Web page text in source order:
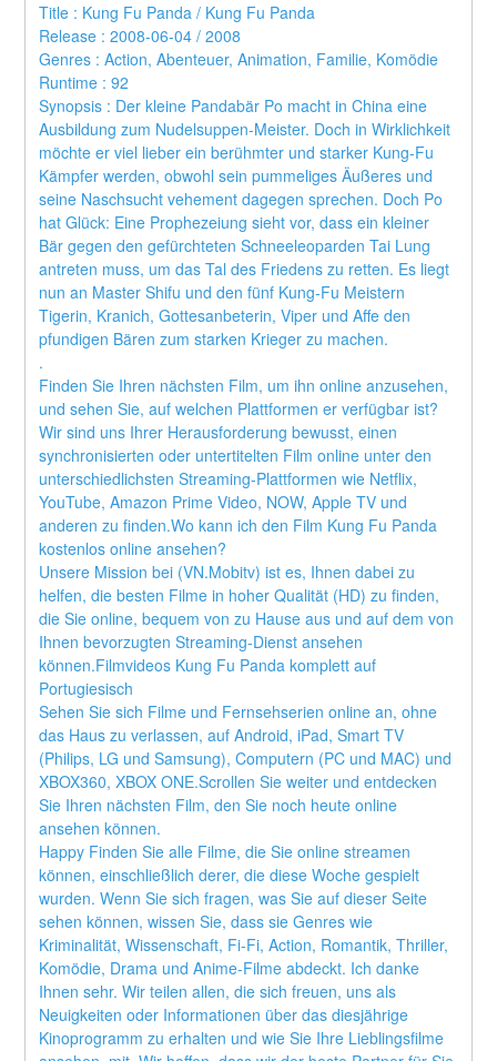
Title : Kung Fu Panda / Kung Fu Panda
Release : 2008-06-04 / 2008
Genres : Action, Abenteuer, Animation, Familie, Komödie
Runtime : 92
Synopsis : Der kleine Pandabär Po macht in China eine
Ausbildung zum Nudelsuppen-Meister. Doch in Wirklichkeit
möchte er viel lieber ein berühmter und starker Kung-Fu
Kämpfer werden, obwohl sein pummeliges Äußeres und
seine Naschsucht vehement dagegen sprechen. Doch Po
hat Glück: Eine Prophezeiung sieht vor, dass ein kleiner
Bär gegen den gefürchteten Schneeleoparden Tai Lung
antreten muss, um das Tal des Friedens zu retten. Es liegt
nun an Master Shifu und den fünf Kung-Fu Meistern
Tigerin, Kranich, Gottesanbeterin, Viper und Affe den
pfundigen Bären zum starken Krieger zu machen.
.
Finden Sie Ihren nächsten Film, um ihn online anzusehen,
und sehen Sie, auf welchen Plattformen er verfügbar ist?
Wir sind uns Ihrer Herausforderung bewusst, einen
synchronisierten oder untertitelten Film online unter den
unterschiedlichsten Streaming-Plattformen wie Netflix,
YouTube, Amazon Prime Video, NOW, Apple TV und
anderen zu finden.Wo kann ich den Film Kung Fu Panda
kostenlos online ansehen?
Unsere Mission bei (VN.Mobitv) ist es, Ihnen dabei zu
helfen, die besten Filme in hoher Qualität (HD) zu finden,
die Sie online, bequem von zu Hause aus und auf dem von
Ihnen bevorzugten Streaming-Dienst ansehen
können.Filmvideos Kung Fu Panda komplett auf
Portugiesisch
Sehen Sie sich Filme und Fernsehserien online an, ohne
das Haus zu verlassen, auf Android, iPad, Smart TV
(Philips, LG und Samsung), Computern (PC und MAC) und
XBOX360, XBOX ONE.Scrollen Sie weiter und entdecken
Sie Ihren nächsten Film, den Sie noch heute online
ansehen können.
Happy Finden Sie alle Filme, die Sie online streamen
können, einschließlich derer, die diese Woche gespielt
wurden. Wenn Sie sich fragen, was Sie auf dieser Seite
sehen können, wissen Sie, dass sie Genres wie
Kriminalität, Wissenschaft, Fi-Fi, Action, Romantik, Thriller,
Komödie, Drama und Anime-Filme abdeckt. Ich danke
Ihnen sehr. Wir teilen allen, die sich freuen, uns als
Neuigkeiten oder Informationen über das diesjährige
Kinoprogramm zu erhalten und wie Sie Ihre Lieblingsfilme